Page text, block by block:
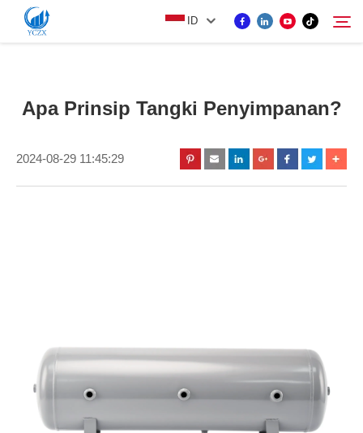
ID
PRODUK
Cari
Apa Prinsip Tangki Penyimpanan?
2024-08-29 11:45:29